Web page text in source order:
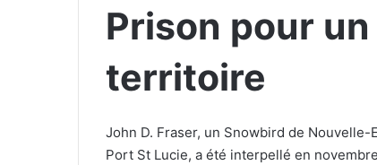
Prison pour
territoire
John D. Fraser, un Snowbird de
Port St Lucie, a été interpellé en